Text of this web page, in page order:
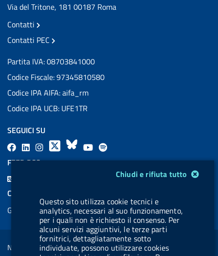
Chiudi e rifiuta tutto
Questo sito utilizza cookie tecnici e
analytics, necessari al suo funzionamento,
per i quali non è richiesto il consenso. Per
alcuni servizi aggiuntivi, le terze parti
fornitrici, dettagliatamente sotto
individuate, possono utilizzare cookies
Via del Tritone, 181 00187 Roma
Contatti
Contatti PEC
Partita IVA: 08703841000
Codice Fiscale: 97345810580
Codice IPA AIFA: aifa_rm
Codice IPA UCB: UFE1TR
SEGUICI SU
F
a
L
i
a
l
.
b
u
t
X
B
l
s
k
y
Y
o
u
b
e
l
a
l
.
b
u
t
FEED RSS
COOKIES
Gestione cookie
Sezione Link Utili
Note legali